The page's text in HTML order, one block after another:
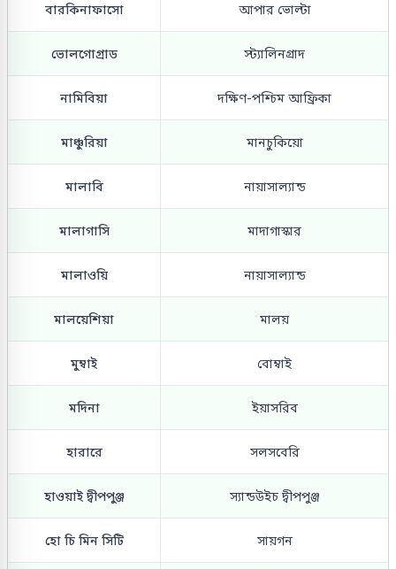
বারকিনাফাসো আপার ভোল্টা
ভোলগোগ্রাড স্ট্যালিনগ্রাদ
নামিবিয়া দক্ষিণ-পশ্চিম আফ্রিকা
মাঞ্চুরিয়া মানচুকিয়ো
মালাবি নায়াসাল্যান্ড
মালাগাসি মাদাগাস্কার
মালাওয়ি নায়াসাল্যান্ড
মালয়েশিয়া মালয়
মুম্বাই বোম্বাই
মদিনা ইয়াসরিব
হারারে সলসবেরি
হাওয়াই দ্বীপপুঞ্জ স্যান্ডউইচ দ্বীপপুঞ্জ
হো চি মিন সিটি সায়গন